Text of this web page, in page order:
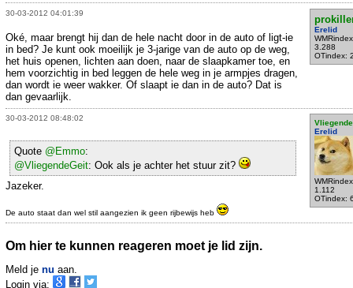
30-03-2012 04:01:39
Erelid
3.288
OTindex:
Oké, maar brengt hij dan de hele nacht door in de auto of ligt-ie
in bed? Je kunt ook moeilijk je 3-jarige van de auto op de weg,
het huis openen, lichten aan doen, naar de slaapkamer toe, en
hem voorzichtig in bed leggen de hele weg in je armpjes dragen,
dan wordt ie weer wakker. Of slaapt ie dan in de auto? Dat is
dan gevaarlijk.
30-03-2012 08:48:02
Erelid
1.112
OTindex:
Quote @Emmo:
@VliegendeGeit: Ook als je achter het stuur zit?
Jazeker.
De auto staat dan wel stil aangezien ik geen rijbewijs heb
Om hier te kunnen reageren moet je lid zijn.
Meld je nu aan.
Login via: